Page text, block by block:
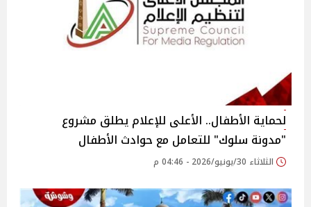
لحماية الأطفال.. الأعلى للإعلام يطلق مشروع
"مدونة سلوك" للتعامل مع حوادث الأطفال
الثلاثاء 30/يونيو/2026 - 04:46 م